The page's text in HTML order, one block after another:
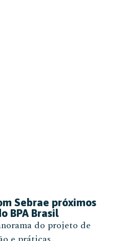
Sebrae próximos
BPA Brasil
do projeto de